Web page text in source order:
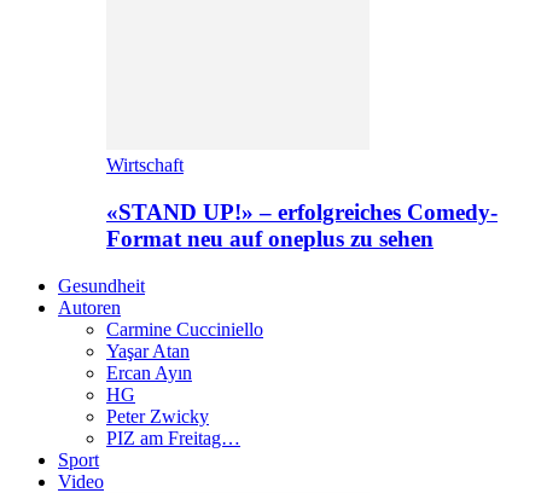
Wirtschaft
«STAND UP!» – erfolgreiches Comedy-
Format neu auf oneplus zu sehen
Gesundheit
Autoren
Carmine Cucciniello
Yaşar Atan
Ercan Ayın
HG
Peter Zwicky
PIZ am Freitag…
Sport
Video